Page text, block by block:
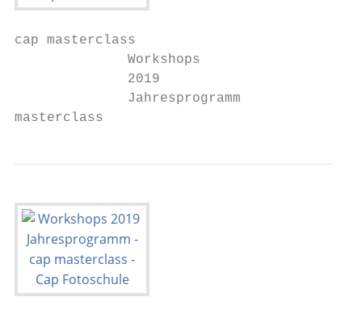
cap masterclass
              Workshops
              2019
              Jahresprogramm
masterclass